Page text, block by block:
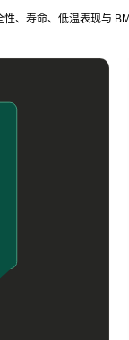
、寿命、低温表现与